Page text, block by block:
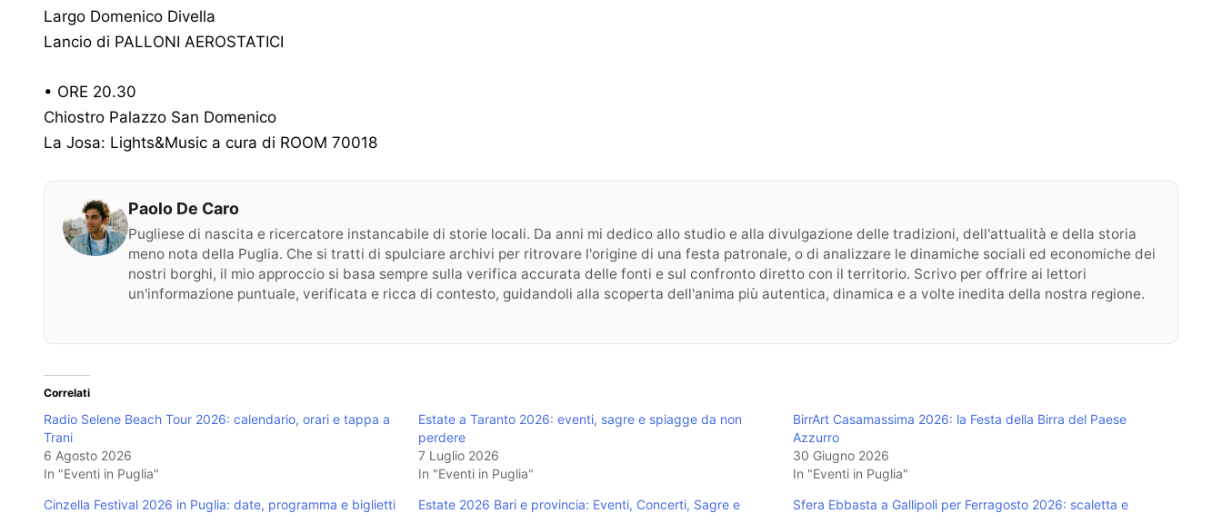
Largo Domenico Divella
Lancio di PALLONI AEROSTATICI
• ORE 20.30
Chiostro Palazzo San Domenico
La Josa: Lights&Music a cura di ROOM 70018
Paolo De Caro
Pugliese di nascita e ricercatore instancabile di storie locali. Da anni mi dedico allo studio e alla divulgazione delle tradizioni, dell'attualità e della storia
meno nota della Puglia. Che si tratti di spulciare archivi per ritrovare l'origine di una festa patronale, o di analizzare le dinamiche sociali ed economiche dei
nostri borghi, il mio approccio si basa sempre sulla verifica accurata delle fonti e sul confronto diretto con il territorio. Scrivo per offrire ai lettori
un'informazione puntuale, verificata e ricca di contesto, guidandoli alla scoperta dell'anima più autentica, dinamica e a volte inedita della nostra regione.
Correlati
Radio Selene Beach Tour 2026: calendario, orari e tappa a
Trani
6 Agosto 2026
In "Eventi in Puglia"
Estate a Taranto 2026: eventi, sagre e spiagge da non
perdere
7 Luglio 2026
In "Eventi in Puglia"
BirrArt Casamassima 2026: la Festa della Birra del Paese
Azzurro
30 Giugno 2026
In "Eventi in Puglia"
Cinzella Festival 2026 in Puglia: date, programma e biglietti
Estate 2026 Bari e provincia: Eventi, Concerti, Sagre e
Sfera Ebbasta a Gallipoli per Ferragosto 2026: scaletta e